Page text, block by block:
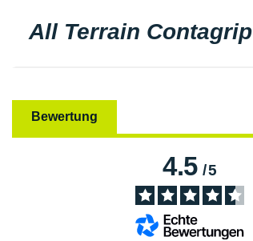
All Terrain Contagrip
Bewertung
4.5/5